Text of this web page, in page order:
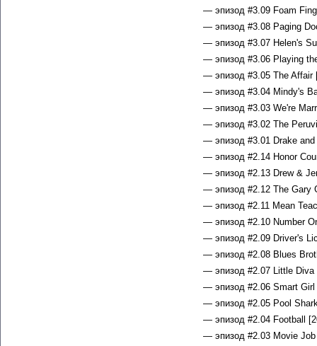
— эпизод #3.09 Foam
— эпизод #3.08 Paging
— эпизод #3.07 Helen's
— эпизод #3.06 Playing
— эпизод #3.05 The Affair
— эпизод #3.04 Mindy's
— эпизод #3.03 We're
— эпизод #3.02 The
— эпизод #3.01 Drake
— эпизод #2.14 Honor
— эпизод #2.13 Drew &
— эпизод #2.12 The Gary
— эпизод #2.11 Mean
— эпизод #2.10 Number
— эпизод #2.09 Driver's
— эпизод #2.08 Blues
— эпизод #2.07 Little Diva
— эпизод #2.06 Smart Girl
— эпизод #2.05 Pool
— эпизод #2.04 Football
— эпизод #2.03 Movie